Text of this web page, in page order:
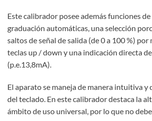
Este calibrador posee además funciones
graduación automáticas, una selección
saltos de señal de salida (de 0 a 100 %) por
teclas up / down y una indicación directa
(p.e.13,8mA).
El aparato se maneja de manera intuitiva y
del teclado. En este calibrador destaca la
ámbito de uso universal, por lo que no